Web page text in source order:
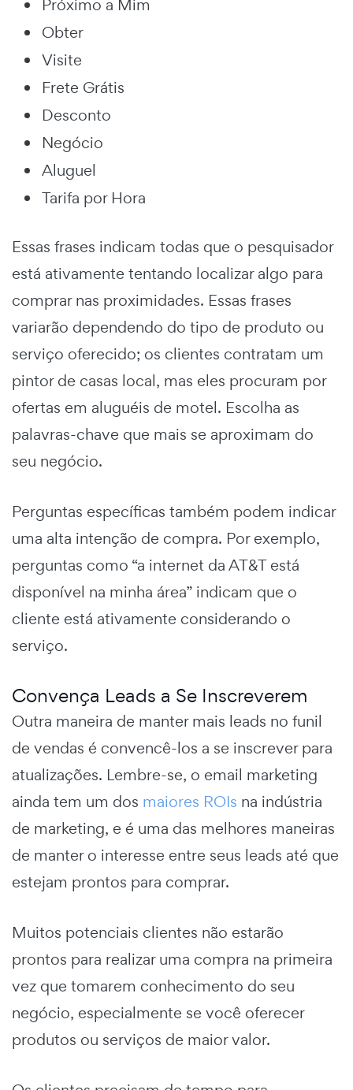
Próximo a Mim
Obter
Visite
Frete Grátis
Desconto
Negócio
Aluguel
Tarifa por Hora
Essas frases indicam todas que o pesquisador
está ativamente tentando localizar algo para
comprar nas proximidades. Essas frases
variarão dependendo do tipo de produto ou
serviço oferecido; os clientes contratam um
pintor de casas local, mas eles procuram por
ofertas em aluguéis de motel. Escolha as
palavras-chave que mais se aproximam do
seu negócio.
Perguntas específicas também podem indicar
uma alta intenção de compra. Por exemplo,
perguntas como “a internet da AT&T está
disponível na minha área” indicam que o
cliente está ativamente considerando o
serviço.
Convença Leads a Se Inscreverem
Outra maneira de manter mais leads no funil
de vendas é convencê-los a se inscrever para
atualizações. Lembre-se, o email marketing
ainda tem um dos maiores ROIs na indústria
de marketing, e é uma das melhores maneiras
de manter o interesse entre seus leads até que
estejam prontos para comprar.
Muitos potenciais clientes não estarão
prontos para realizar uma compra na primeira
vez que tomarem conhecimento do seu
negócio, especialmente se você oferecer
produtos ou serviços de maior valor.